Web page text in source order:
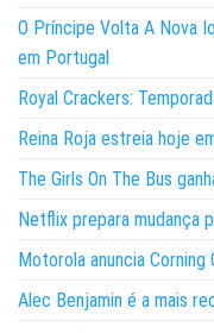
O Príncipe Volta A Nova
em Portugal
Royal Crackers:
Reina Roja estreia hoje
The Girls On The Bus
Netflix prepara mudança
Motorola anuncia
Alec Benjamin é a mais